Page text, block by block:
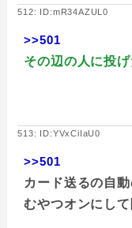
512: ID:mR34AZUL0
>>501
その辺の人に投
513: ID:YVxCiIaU0
>>501
カード送るの自
むやつオンにし